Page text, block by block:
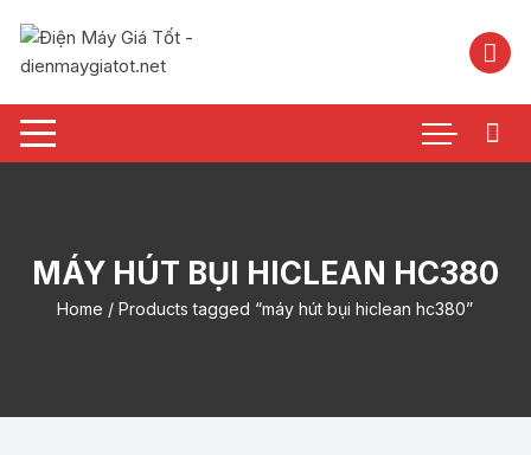
nội
MÁY HÚT BỤI HICLEAN HC380
Home / Products tagged “máy hút bụi hiclean hc380”